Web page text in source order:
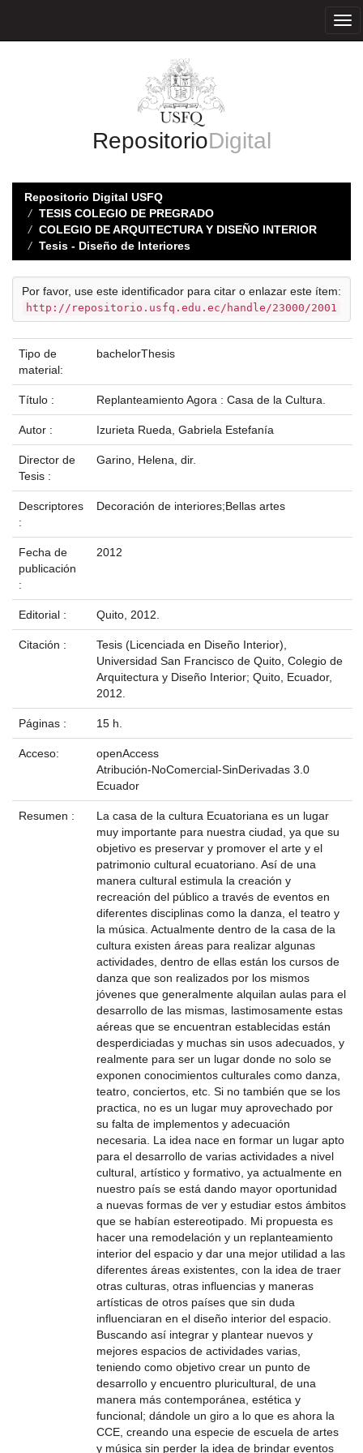
RepositorioDigital
Repositorio Digital USFQ
TESIS COLEGIO DE PREGRADO
COLEGIO DE ARQUITECTURA Y DISEÑO INTERIOR
Tesis - Diseño de Interiores
Por favor, use este identificador para citar o enlazar este ítem:
http://repositorio.usfq.edu.ec/handle/23000/2001
Tipo de
material:
bachelorThesis
Título : Replanteamiento Agora : Casa de la Cultura.
Autor : Izurieta Rueda, Gabriela Estefanía
Director de
Tesis :
Garino, Helena, dir.
Descriptores
:
Decoración de interiores;Bellas artes
Fecha de
publicación
:
2012
Editorial : Quito, 2012.
Citación :
Tesis (Licenciada en Diseño Interior),
Universidad San Francisco de Quito, Colegio de
Arquitectura y Diseño Interior; Quito, Ecuador,
2012.
Páginas : 15 h.
Acceso:
openAccess
Atribución-NoComercial-SinDerivadas 3.0
Ecuador
Resumen :
La casa de la cultura Ecuatoriana es un lugar
muy importante para nuestra ciudad, ya que su
objetivo es preservar y promover el arte y el
patrimonio cultural ecuatoriano. Así de una
manera cultural estimula la creación y
recreación del público a través de eventos en
diferentes disciplinas como la danza, el teatro y
la música. Actualmente dentro de la casa de la
cultura existen áreas para realizar algunas
actividades, dentro de ellas están los cursos de
danza que son realizados por los mismos
jóvenes que generalmente alquilan aulas para el
desarrollo de las mismas, lastimosamente estas
aéreas que se encuentran establecidas están
desperdiciadas y muchas sin usos adecuados, y
realmente para ser un lugar donde no solo se
exponen conocimientos culturales como danza,
teatro, conciertos, etc. Si no también que se los
practica, no es un lugar muy aprovechado por
su falta de implementos y adecuación
necesaria. La idea nace en formar un lugar apto
para el desarrollo de varias actividades a nivel
cultural, artístico y formativo, ya actualmente en
nuestro país se está dando mayor oportunidad
a nuevas formas de ver y estudiar estos ámbitos
que se habían estereotipado. Mi propuesta es
hacer una remodelación y un replanteamiento
interior del espacio y dar una mejor utilidad a las
diferentes áreas existentes, con la idea de traer
otras culturas, otras influencias y maneras
artísticas de otros países que sin duda
influenciaran en el diseño interior del espacio.
Buscando así integrar y plantear nuevos y
mejores espacios de actividades varias,
teniendo como objetivo crear un punto de
desarrollo y encuentro pluricultural, de una
manera más contemporánea, estética y
funcional; dándole un giro a lo que es ahora la
CCE, creando una especie de escuela de artes
y música sin perder la idea de brindar eventos